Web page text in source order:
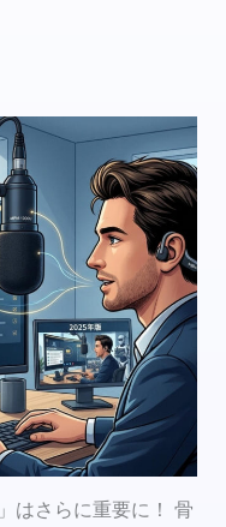
はさらに重要に！ 骨